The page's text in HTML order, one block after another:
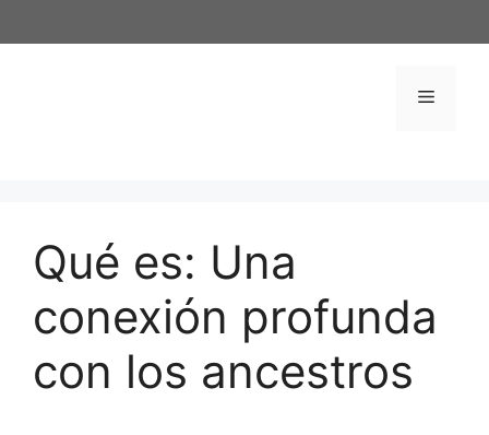
al
Menú
Qué es: Una
conexión profunda
con los ancestros